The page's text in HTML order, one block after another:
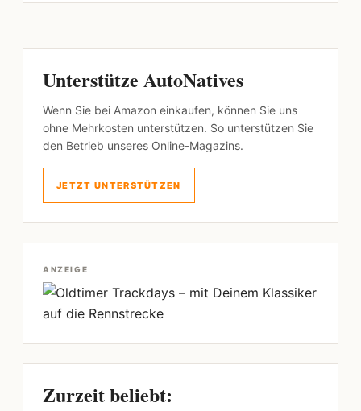
Unterstütze AutoNatives
Wenn Sie bei Amazon einkaufen, können Sie uns
ohne Mehrkosten unterstützen. So unterstützen Sie
den Betrieb unseres Online-Magazins.
JETZT UNTERSTÜTZEN
ANZEIGE
Zurzeit beliebt: